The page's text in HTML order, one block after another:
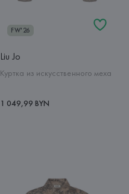
FW'26
Liu Jo
Куртка из искусственного меха
1 049,99 BYN